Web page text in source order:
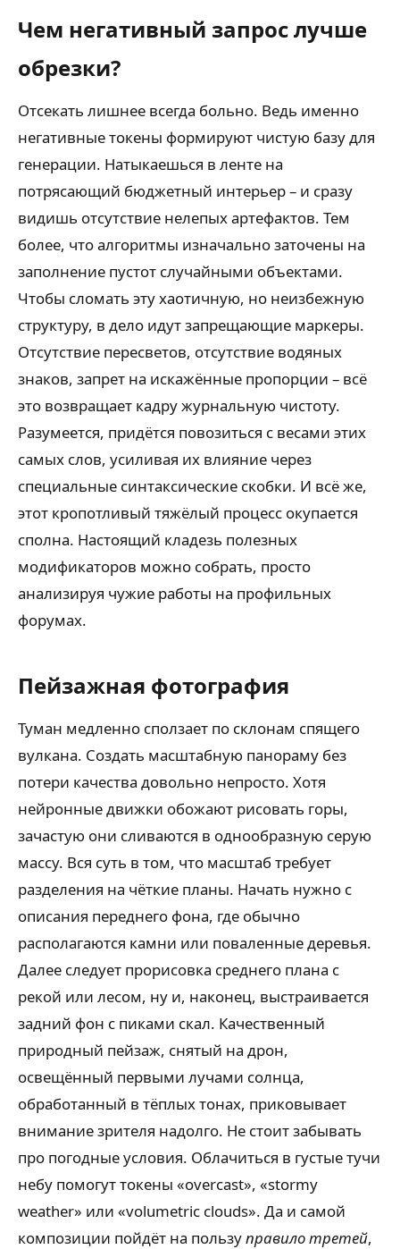
Чем негативный запрос лучше
обрезки?
Отсекать лишнее всегда больно. Ведь именно
негативные токены формируют чистую базу для
генерации. Натыкаешься в ленте на
потрясающий бюджетный интерьер – и сразу
видишь отсутствие нелепых артефактов. Тем
более, что алгоритмы изначально заточены на
заполнение пустот случайными объектами.
Чтобы сломать эту хаотичную, но неизбежную
структуру, в дело идут запрещающие маркеры.
Отсутствие пересветов, отсутствие водяных
знаков, запрет на искажённые пропорции – всё
это возвращает кадру журнальную чистоту.
Разумеется, придётся повозиться с весами этих
самых слов, усиливая их влияние через
специальные синтаксические скобки. И всё же,
этот кропотливый тяжёлый процесс окупается
сполна. Настоящий кладезь полезных
модификаторов можно собрать, просто
анализируя чужие работы на профильных
форумах.
Пейзажная фотография
Туман медленно сползает по склонам спящего
вулкана. Создать масштабную панораму без
потери качества довольно непросто. Хотя
нейронные движки обожают рисовать горы,
зачастую они сливаются в однообразную серую
массу. Вся суть в том, что масштаб требует
разделения на чёткие планы. Начать нужно с
описания переднего фона, где обычно
располагаются камни или поваленные деревья.
Далее следует прорисовка среднего плана с
рекой или лесом, ну и, наконец, выстраивается
задний фон с пиками скал. Качественный
природный пейзаж, снятый на дрон,
освещённый первыми лучами солнца,
обработанный в тёплых тонах, приковывает
внимание зрителя надолго. Не стоит забывать
про погодные условия. Облачиться в густые тучи
небу помогут токены «overcast», «stormy
weather» или «volumetric clouds». Да и самой
композиции пойдёт на пользуправило третей,